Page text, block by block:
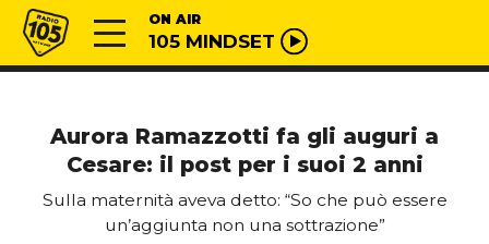
Vai al contenuto
Radio 105 ON AIR
105 MINDSET
Aurora Ramazzotti fa gli auguri a
Cesare: il post per i suoi 2 anni
Sulla maternità aveva detto: “So che può essere
un’aggiunta non una sottrazione”